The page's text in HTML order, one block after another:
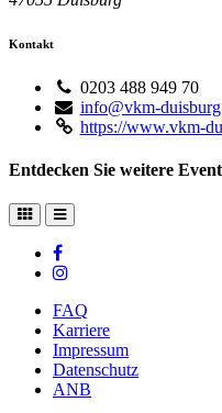
Kontakt
0203 488 949 70
info@vkm-
https://www.vkm-
Entdecken Sie weitere
FAQ
Karriere
Impressum
Datenschutz
ANB